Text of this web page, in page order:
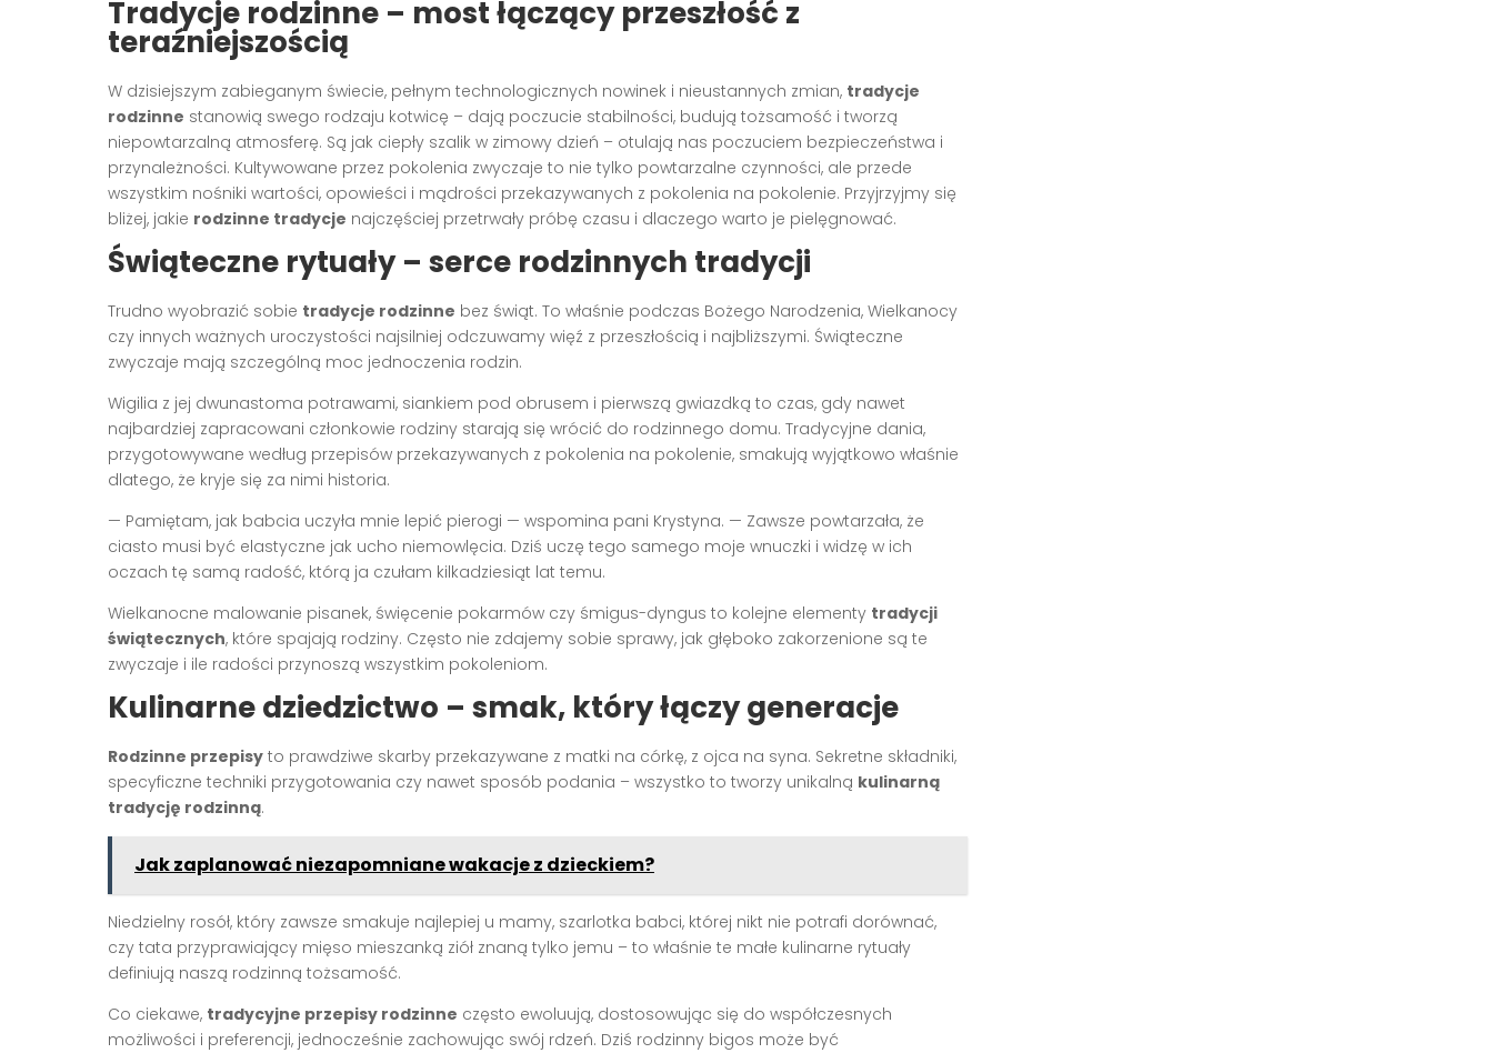
Tradycje rodzinne – most łączący przeszłość z
teraźniejszością
W dzisiejszym zabieganym świecie, pełnym technologicznych nowinek i nieustannych zmian, tradycje
rodzinne stanowią swego rodzaju kotwicę – dają poczucie stabilności, budują tożsamość i tworzą
niepowtarzalną atmosferę. Są jak ciepły szalik w zimowy dzień – otulają nas poczuciem bezpieczeństwa i
przynależności. Kultywowane przez pokolenia zwyczaje to nie tylko powtarzalne czynności, ale przede
wszystkim nośniki wartości, opowieści i mądrości przekazywanych z pokolenia na pokolenie. Przyjrzyjmy się
bliżej, jakie rodzinne tradycje najczęściej przetrwały próbę czasu i dlaczego warto je pielęgnować.
Świąteczne rytuały – serce rodzinnych tradycji
Trudno wyobrazić sobie tradycje rodzinne bez świąt. To właśnie podczas Bożego Narodzenia, Wielkanocy
czy innych ważnych uroczystości najsilniej odczuwamy więź z przeszłością i najbliższymi. Świąteczne
zwyczaje mają szczególną moc jednoczenia rodzin.
Wigilia z jej dwunastoma potrawami, siankiem pod obrusem i pierwszą gwiazdką to czas, gdy nawet
najbardziej zapracowani członkowie rodziny starają się wrócić do rodzinnego domu. Tradycyjne dania,
przygotowywane według przepisów przekazywanych z pokolenia na pokolenie, smakują wyjątkowo właśnie
dlatego, że kryje się za nimi historia.
— Pamiętam, jak babcia uczyła mnie lepić pierogi — wspomina pani Krystyna. — Zawsze powtarzała, że
ciasto musi być elastyczne jak ucho niemowlęcia. Dziś uczę tego samego moje wnuczki i widzę w ich
oczach tę samą radość, którą ja czułam kilkadziesiąt lat temu.
Wielkanocne malowanie pisanek, święcenie pokarmów czy śmigus-dyngus to kolejne elementy tradycji
świątecznych, które spajają rodziny. Często nie zdajemy sobie sprawy, jak głęboko zakorzenione są te
zwyczaje i ile radości przynoszą wszystkim pokoleniom.
Kulinarne dziedzictwo – smak, który łączy generacje
Rodzinne przepisy to prawdziwe skarby przekazywane z matki na córkę, z ojca na syna. Sekretne składniki,
specyficzne techniki przygotowania czy nawet sposób podania – wszystko to tworzy unikalną kulinarną
tradycję rodzinną.
Jak zaplanować niezapomniane wakacje z dzieckiem?
Niedzielny rosół, który zawsze smakuje najlepiej u mamy, szarlotka babci, której nikt nie potrafi dorównać,
czy tata przyprawiający mięso mieszanką ziół znaną tylko jemu – to właśnie te małe kulinarne rytuały
definiują naszą rodzinną tożsamość.
Co ciekawe, tradycyjne przepisy rodzinne często ewoluują, dostosowując się do współczesnych
możliwości i preferencji, jednocześnie zachowując swój rdzeń. Dziś rodzinny bigos może być